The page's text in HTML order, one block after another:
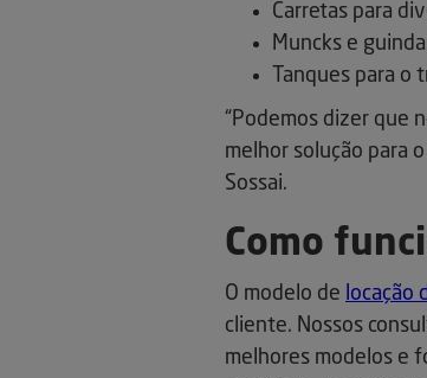
Carretas para
Muncks e
Tanques para
“Podemos dizer que
melhor solução para
Sossai.
Como
O modelo de locação
cliente. Nossos
melhores modelos e